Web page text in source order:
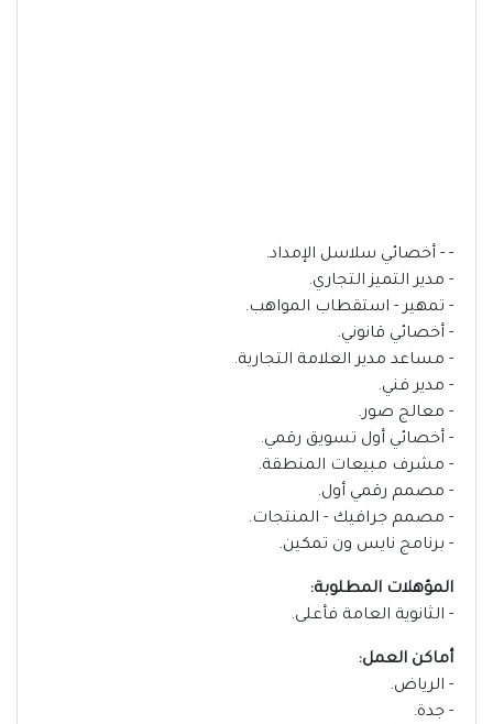
- - أخصائي سلاسل الإمداد.
- مدير التميز التجاري.
- تمهير - استقطاب المواهب.
- أخصائي قانوني.
- مساعد مدير العلامة التجارية.
- مدير فني.
- معالج صور.
- أخصائي أول تسويق رقمي.
- مشرف مبيعات المنطقة.
- مصمم رقمي أول.
- مصمم جرافيك - المنتجات.
- برنامج نايس ون تمكين.
المؤهلات المطلوبة:
- الثانوية العامة فأعلى.
أماكن العمل:
- الرياض.
- جدة.